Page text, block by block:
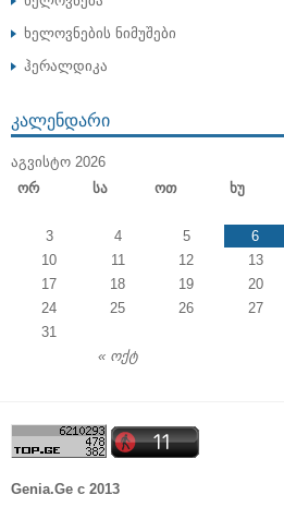
ხელოვნების ნიმუშები
ჰერალდიკა
ᲙᲐᲚᲔᲜᲓᲐᲠᲘ
ᲐᲒᲕᲘᲡᲢᲝ 2026
Ორ
Სა Ოთ Ხუ
« ოქტ
3
4 5 6
10
11 12 13
17
18 19 20
24
25 26 27
31
Genia.Ge c 2013